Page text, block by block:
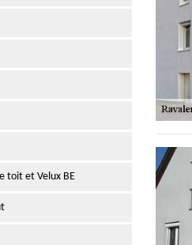
toit et Velux BE